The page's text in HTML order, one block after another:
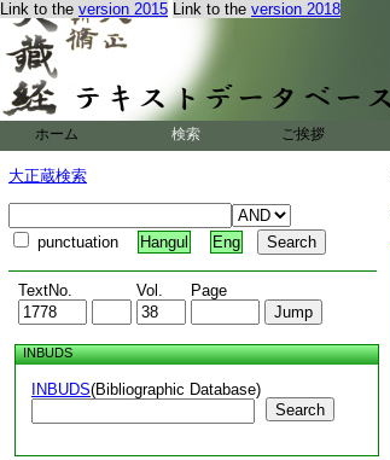
Link to the version 2015 Link to the version 2018
ホーム 検索 ご挨拶
大正蔵検索
punctuation Hangul Eng
TextNo. Vol. Page
INBUDS
INBUDS(Bibliographic Database)
Search